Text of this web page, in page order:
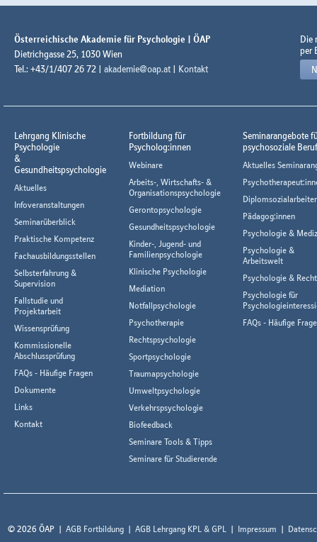
Österreichische Akademie für Psychologie | ÖAP
Dietrichgasse 25, 1030 Wien
Tel.: +43/1/407 26 72 | akademie@oap.at | Kontakt
Die
per
Lehrgang Klinische
Psychologie
&
Gesundheitspsychologie
Aktuelles
Infoveranstaltungen
Seminarüberblick
Praktische Kompetenz
Fachausbildungsstellen
Selbsterfahrung &
Supervision
Fallstudie und
Projektarbeit
Wissensprüfung
Kommissionelle
Abschlussprüfung
FAQs - Häufige Fragen
Dokumente
Links
Kontakt
Fortbildung für
Psycholog:innen
Webinare
Arbeits-, Wirtschafts- &
Organisationspsychologie
Gerontopsychologie
Gesundheitspsychologie
Kinder-, Jugend- und
Familienpsychologie
Klinische Psychologie
Mediation
Notfallpsychologie
Psychotherapie
Rechtspsychologie
Sportpsychologie
Traumapsychologie
Umweltpsychologie
Verkehrspsychologie
Biofeedback
Seminare Tools & Tipps
Seminare für Studierende
Seminarangebote
psychosoziale
Aktuelles
Pädagog:innen
Psychologie &
Psychologie &
Arbeitswelt
Psychologie & Recht
Psychologie für
FAQs - Häufige
© 2026 ÖAP AGB Fortbildung AGB Lehrgang KPL & GPL Impressum